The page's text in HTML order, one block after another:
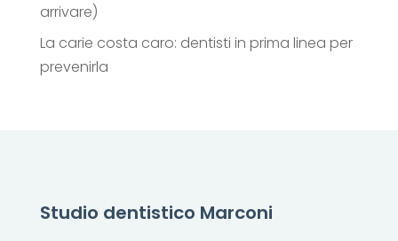
arrivare)
La carie costa caro: dentisti in prima linea per
prevenirla
Studio dentistico Marconi